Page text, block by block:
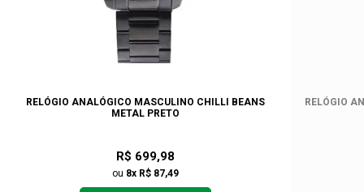
RELÓGIO ANALÓGICO MASCULINO CHILLI BEANS
METAL PRETO
R$ 699,98
ou 8x R$ 87,49
RELÓGIO